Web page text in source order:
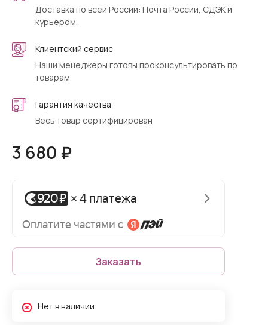
Доставка по всей России: Почта России, СДЭК и
курьером.
Клиентский сервис
Наши менеджеры готовы проконсультировать по
товарам
Гарантия качества
Весь товар сертифицирован
3 680 ₽
Заказать
Нет в наличии